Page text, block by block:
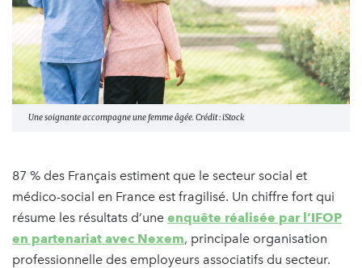
Une soignante accompagne une femme âgée. Crédit : iStock
87 % des Français estiment que le secteur social et
médico-social en France est fragilisé. Un chiffre fort qui
résume les résultats d’une enquête réalisée par l’IFOP
en partenariat avec Nexem, principale organisation
professionnelle des employeurs associatifs du secteur.